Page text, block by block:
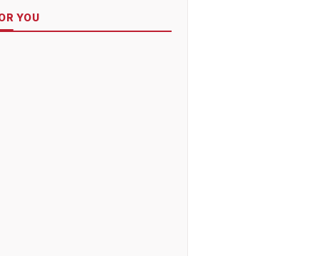
YOU